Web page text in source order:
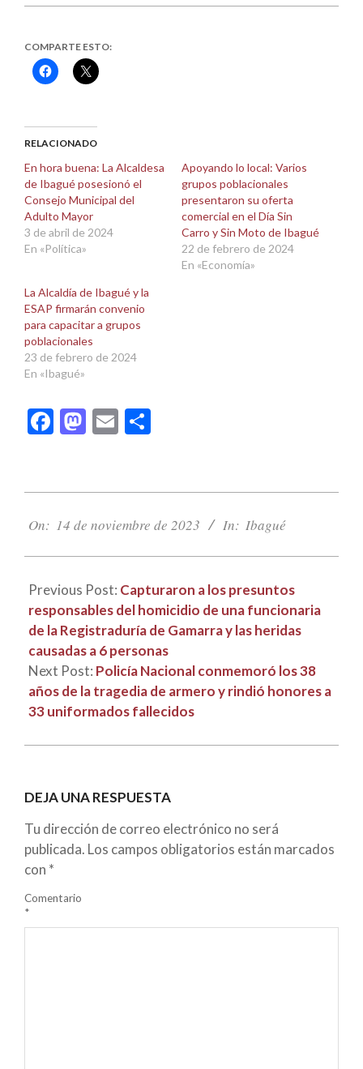
COMPARTE ESTO:
Haz
clic
(Se
abre
una
ventana
nueva)
Haz
clic
(Se
abre
una
ventana
nueva)
RELACIONADO
En hora buena: La Alcaldesa
de Ibagué posesionó el
Consejo Municipal del
Adulto Mayor
3 de abril de 2024
En «Política»
Apoyando lo local: Varios
grupos poblacionales
presentaron su oferta
comercial en el Día Sin
Carro y Sin Moto de Ibagué
22 de febrero de 2024
En «Economía»
La Alcaldía de Ibagué y la
ESAP firmarán convenio
para capacitar a grupos
poblacionales
23 de febrero de 2024
En «Ibagué»
Facebook
Mastodon
Email
11-
On: 14 de noviembre de 2023 In: Ibagué
Previous Post: Capturaron a los presuntos
responsables del homicidio de una funcionaria
de la Registraduría de Gamarra y las heridas
causadas a 6 personas
Next Post: Policía Nacional conmemoró los 38
años de la tragedia de armero y rindió honores a
33 uniformados fallecidos
DEJA UNA RESPUESTA
Tu dirección de correo electrónico no será
publicada. Los campos obligatorios están marcados
con *
Comentario
*